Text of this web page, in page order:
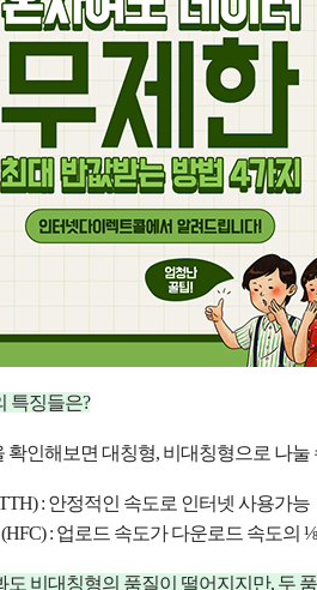
특징들은?
확인해보면 대칭형, 비대칭형으로 나눌
: 안정적인 속도로 인터넷 사용가능
: 업로드 속도가 다운로드 속도의 ⅛
도 비대칭형의 품질이 떨어지지만, 두